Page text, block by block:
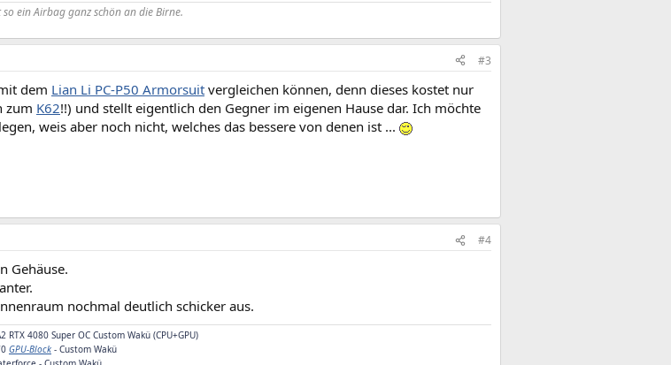
so einAirbagganz schön an die Birne.
#3
dem Lian Li PC-P50 Armorsuit vergleichen können, denn dieses kostet nur
zum K62!!) und stellt eigentlich den Gegner im eigenen Hause dar. Ich möchte
weis aber noch nicht, welches das bessere von denen ist ...
#4
Gehäuse.
nochmal deutlich schicker aus.
RTX 4080 Super OC Custom Wakü (CPU+GPU)
GPU-Block - Custom Wakü